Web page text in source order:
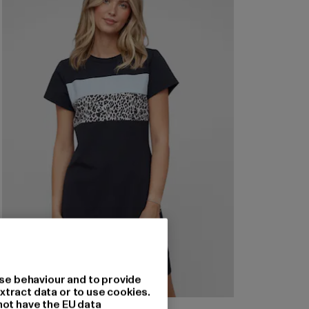
behaviour and to provide
data or to use cookies.
have the EU data